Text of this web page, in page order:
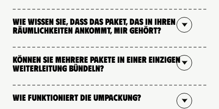
Wie wissen Sie, dass das Paket, das in Ihren
Räumlichkeiten ankommt, mir gehört?
Können Sie mehrere Pakete in einer einzigen
Weiterleitung bündeln?
Wie funktioniert die Umpackung?